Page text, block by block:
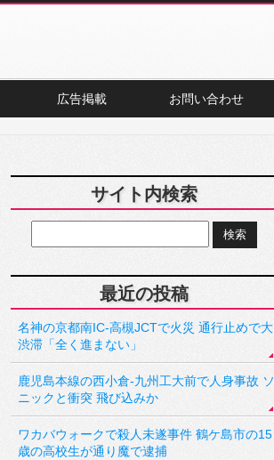
広告掲載 お問い合わせ
サイト内検索
最近の投稿
名神の京都南IC-高槻JCTで火災 通行止めで大
渋滞「全く進まない」
鹿児島本線の西小倉-九州工大前で人身事故 ソ
ニックと衝突 飛び込みか
ワカバウォークで殺人未遂事件 鶴ケ島市の15
歳の高校生が通り魔で逮捕